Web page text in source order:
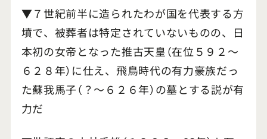
▼７世紀前半に造られたわが国を代表する方
墳で、被葬者は特定されていないものの、日
本初の女帝となった推古天皇（在位５９２～
６２８年）に仕え、飛鳥時代の有力豪族だっ
た蘇我馬子（？～６２６年）の墓とする説が有
力だ